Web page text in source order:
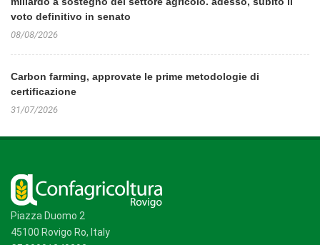
voto definitivo in senato
08/08/2026
Carbon farming, approvate le prime metodologie di
certificazione
31/07/2026
Piazza Duomo 2
45100 Rovigo Ro, Italy